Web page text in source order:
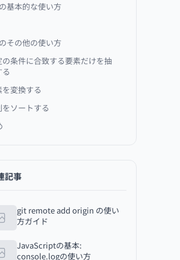
基本的な使い方
その他の使い方
の条件に合致する要素だけを抽
変換する
をソートする
記事
git remote add origin の使い
方ガイド
JavaScriptの基本:
console.logの使い方